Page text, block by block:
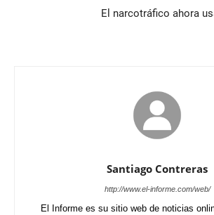
El narcotráfico ahora
Santiago Contreras
http://www.el-informe.com/web/
El Informe es su sitio web de noticias